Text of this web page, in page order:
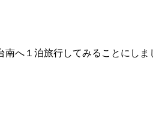
へ１泊旅行してみることにし